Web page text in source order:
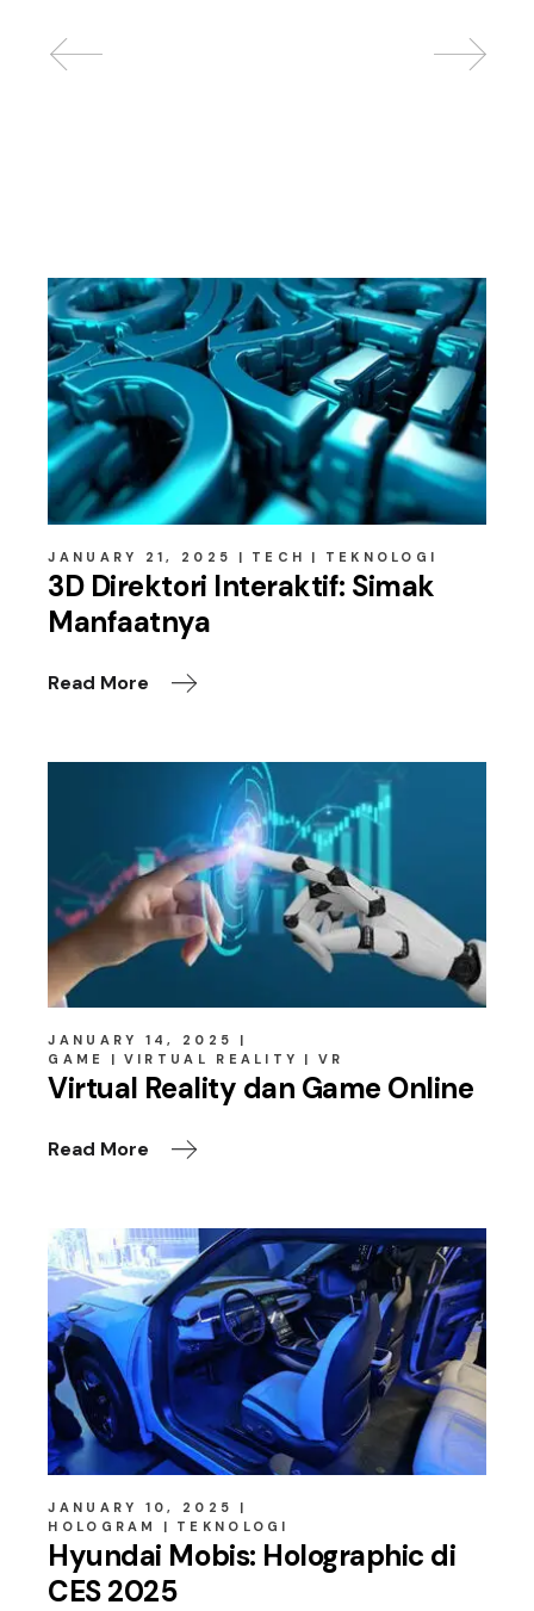
JANUARY 21, 2025 TECH TEKNOLOGI
3D Direktori Interaktif: Simak
Manfaatnya
Read More
JANUARY 14, 2025
GAME
VIRTUAL REALITY VR
Virtual Reality dan Game Online
Read More
JANUARY 10, 2025
HOLOGRAM
TEKNOLOGI
Hyundai Mobis: Holographic di
CES 2025